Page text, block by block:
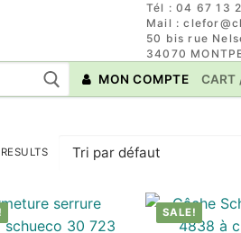
Tél : 04 67 13
Mail :
50 bis rue
34070
MON COMPTE CART
SALE!